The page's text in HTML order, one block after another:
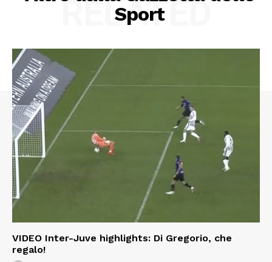
Sport
RELATED
VIDEO Inter-Juve highlights: Di Gregorio, che
regalo!